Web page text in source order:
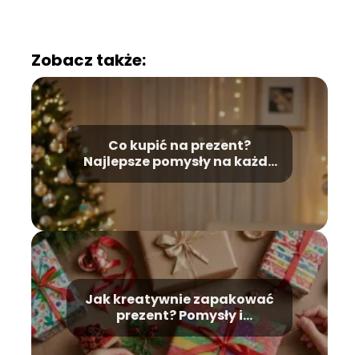
Zobacz także:
Co kupić na prezent?
Najlepsze pomysły na każdą
Jak kreatywnie zapakować
prezent? Pomysły i
wskazówki